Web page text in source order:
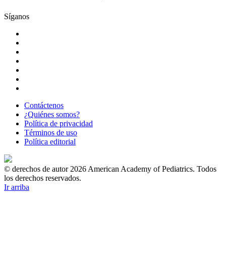
Síganos
Contáctenos
¿Quiénes somos?
Política de privacidad
Términos de uso
Política editorial
© derechos de autor 2026 American Academy of Pediatrics. Todos
los derechos reservados.
Ir arriba